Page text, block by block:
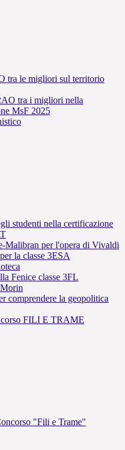
tra le migliori sul territorio
tra i migliori nella
MsF 2025
studenti nella certificazione
Malibran per l'opera di Vivaldi
la classe 3ESA
Fenice classe 3FL
comprendere la geopolitica
FILI E TRAME
"Fili e Trame"